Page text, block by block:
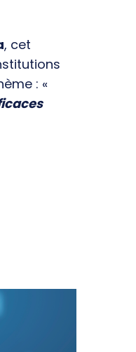
, cet
: «